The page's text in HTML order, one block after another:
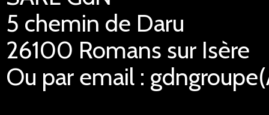
5 chemin de Daru
26100 Romans sur Isère
Ou par email :